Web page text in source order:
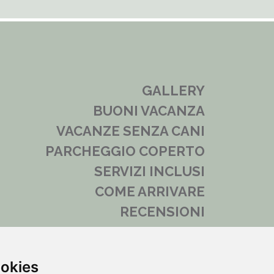
GALLERY
BUONI VACANZA
VACANZE SENZA CANI
PARCHEGGIO COPERTO
SERVIZI INCLUSI
COME ARRIVARE
RECENSIONI
METEO LOCALE